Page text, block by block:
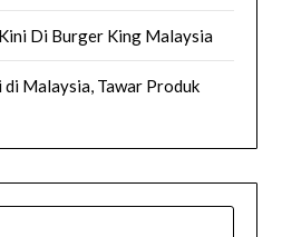
Di Burger King Malaysia
Malaysia, Tawar Produk